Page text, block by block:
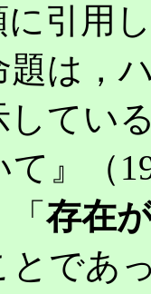
引用
題は，
してい
』（
「存在
とであ